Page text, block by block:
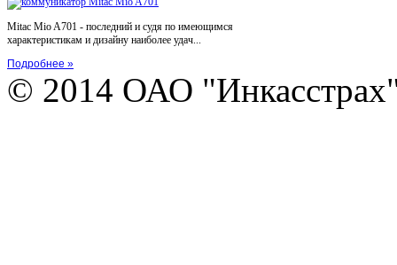
Mitac Mio A701 - последний и судя по имеющимся
характеристикам и дизайну наиболее удач...
Подробнее »
© 2014 ОАО